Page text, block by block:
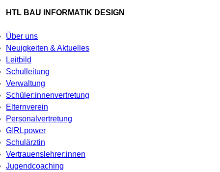
HTL BAU INFORMATIK DESIGN
Über uns
Neuigkeiten & Aktuelles
Leitbild
Schulleitung
Verwaltung
Schüler:innenvertretung
Elternverein
Personalvertretung
G!RLpower
Schulärztin
Vertrauenslehrer:innen
Jugendcoaching